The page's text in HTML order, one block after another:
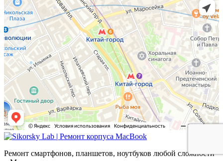
Ремонт смартфонов, планшетов, ноутбуков любой сложности